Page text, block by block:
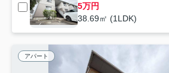
5万円
38.69㎡ (1LDK)
アパート